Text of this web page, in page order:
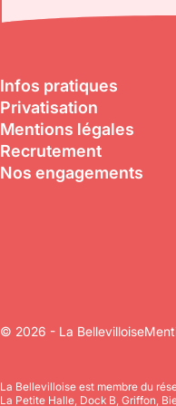
Infos pratiques
Privatisation
Mentions légales
Recrutement
Nos engagements
© 2026 - La Bellevilloise
La Bellevilloise est membre du
La Petite Halle, Dock B, Griffon,